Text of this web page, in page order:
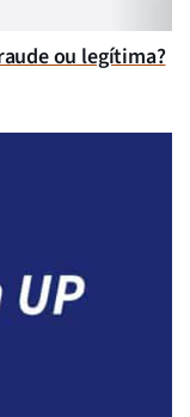
ou legítima?